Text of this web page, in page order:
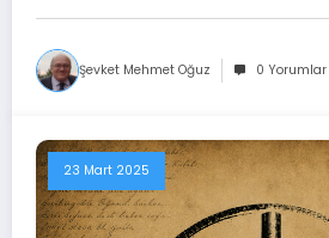
Şevket Mehmet Oğuz 0 Yorumlar
23 Mart 2025